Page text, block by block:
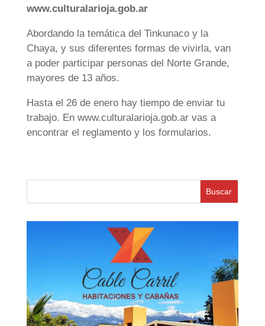
www.culturalarioja.gob.ar
Abordando la temática del Tinkunaco y la
Chaya, y sus diferentes formas de vivirla, van
a poder participar personas del Norte Grande,
mayores de 13 años.
Hasta el 26 de enero hay tiempo de enviar tu
trabajo. En www.culturalarioja.gob.ar vas a
encontrar el reglamento y los formularios.
Buscar